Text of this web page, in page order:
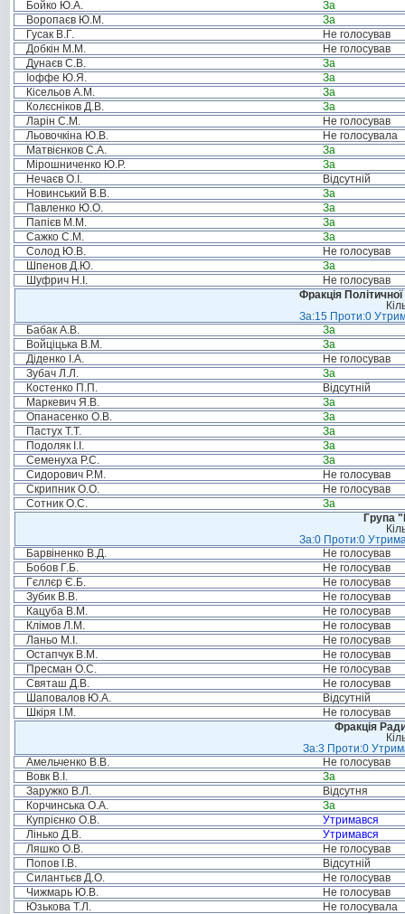
Бойко Ю.А.
За
Воропаєв Ю.М.
За
Гусак В.Г.
Не голосував
Добкін М.М.
Не голосував
Дунаєв С.В.
За
Іоффе Ю.Я.
За
Кісельов А.М.
За
Колєсніков Д.В.
За
Ларін С.М.
Не голосував
Льовочкіна Ю.В.
Не голосувала
Матвієнков С.А.
За
Мірошниченко Ю.Р.
За
Нечаєв О.І.
Відсутній
Новинський В.В.
За
Павленко Ю.О.
За
Папієв М.М.
За
Сажко С.М.
За
Солод Ю.В.
Не голосував
Шпенов Д.Ю.
За
Шуфрич Н.І.
Не голосував
Фракція
За:15 Проти:0
Бабак А.В.
За
Войціцька В.М.
За
Діденко І.А.
Не голосував
Зубач Л.Л.
За
Костенко П.П.
Відсутній
Маркевич Я.В.
За
Опанасенко О.В.
За
Пастух Т.Т.
За
Подоляк І.І.
За
Семенуха Р.С.
За
Сидорович Р.М.
Не голосував
Скрипник О.О.
Не голосував
Сотник О.С.
За
Група
За:0 Проти:0
Барвіненко В.Д.
Не голосував
Бобов Г.Б.
Не голосував
Гєллєр Є.Б.
Не голосував
Зубик В.В.
Не голосував
Кацуба В.М.
Не голосував
Клімов Л.М.
Не голосував
Ланьо М.І.
Не голосував
Остапчук В.М.
Не голосував
Пресман О.С.
Не голосував
Святаш Д.В.
Не голосував
Шаповалов Ю.А.
Відсутній
Шкіря І.М.
Не голосував
Фракція
За:3 Проти:0
Амельченко В.В.
Не голосував
Вовк В.І.
За
Заружко В.Л.
Відсутня
Корчинська О.А.
За
Купрієнко О.В.
Утримався
Лінько Д.В.
Утримався
Ляшко О.В.
Не голосував
Попов І.В.
Відсутній
Силантьєв Д.О.
Не голосував
Чижмарь Ю.В.
Не голосував
Юзькова Т.Л.
Не голосувала